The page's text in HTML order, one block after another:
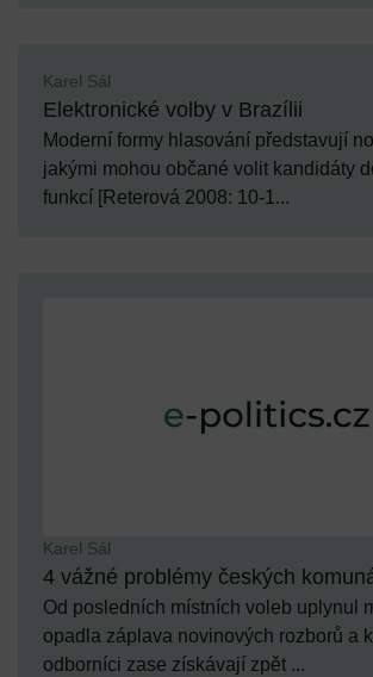
Karel Sál
Elektronické volby v Brazílii
Moderní formy hlasování představují
jakými mohou občané volit kandidáty
funkcí [Reterová 2008: 10-1...
Karel Sál
4 vážné problémy českých
Od posledních místních voleb uplynul
opadla záplava novinových rozborů a
odborníci zase získávají zpět ...